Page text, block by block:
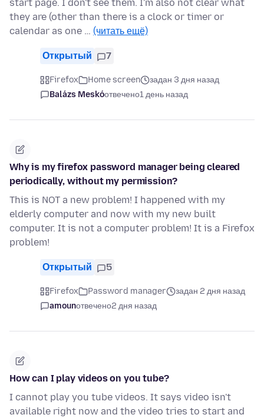
start page. I don't see them. I'm also not clear what
they are (other than there is a clock or timer or
calendar as one … (читать ещё)
Открытый 7
Firefox Home screen
задан 3 дня назад
Balázs Meskóотвечено1 день назад
Why is my firefox password manager being cleared
periodically, without my permission?
This is NOT a new problem! I happened with my
elderly computer and now with my new built
computer. It is not a computer problem! It is a Firefox
problem!
Открытый 5
Firefox Password manager
задан 2 дня назад
amounотвечено2 дня назад
How can I play videos on you tube?
I cannot play you tube videos. It says video isn't
available right now and the video tries to start and